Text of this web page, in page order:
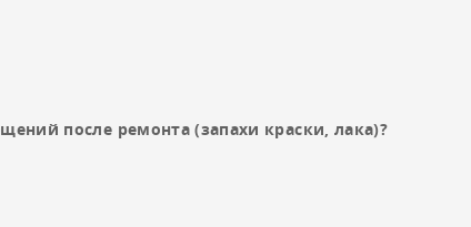
после ремонта (запахи краски, лака)?